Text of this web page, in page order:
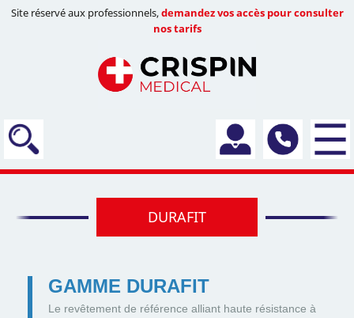
Site réservé aux professionnels,demandez vos accès pour consulter
nos tarifs
DURAFIT
GAMME DURAFIT
Le revêtement de référence alliant haute résistance à